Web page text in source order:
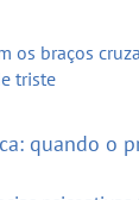
quando o